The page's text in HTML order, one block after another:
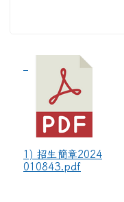
1) 招生簡章2024
010843.pdf